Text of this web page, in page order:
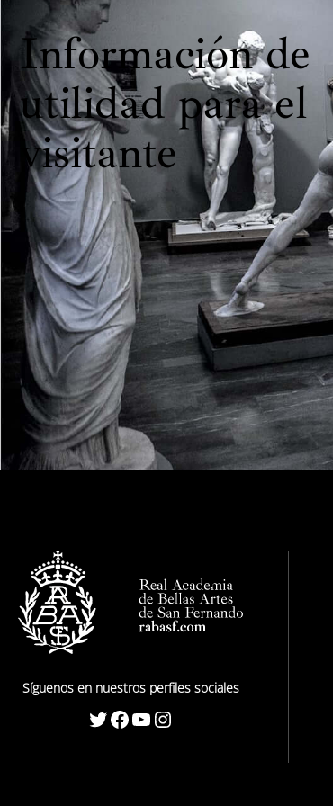
Información de
utilidad para el
visitante
Síguenos en nuestros perfiles sociales
Twitter Facebook YouTube Instagram